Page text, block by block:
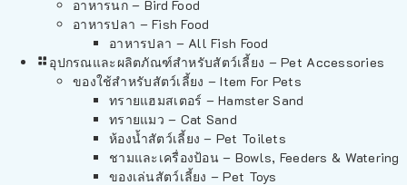
อาหารนก – Bird Food
อาหารปลา – Fish Food
อาหารปลา – All Fish Food
อุปกรณและผลิตภัณฑ์สำหรับสัตว์เลี้ยง – Pet Accessories
ของใช้สำหรับสัตว์เลี้ยง – Item For Pets
ทรายแฮมสเตอร์ – Hamster Sand
ทรายแมว – Cat Sand
ห้องน้ำสัตว์เลี้ยง – Pet Toilets
ชามและเครื่องป้อน – Bowls, Feeders & Watering
ของเล่นสัตว์เลี้ยง – Pet Toys